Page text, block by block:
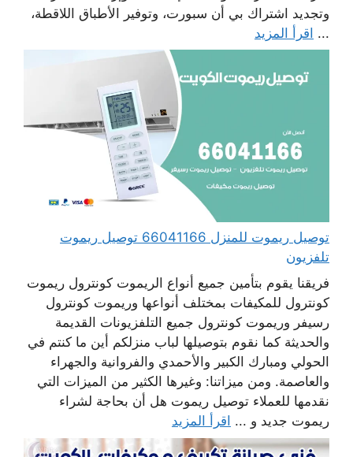
وتجديد اشتراك بي أن سبورت، وتوفير الأطباق اللاقطة،
... اقرأ المزيد
توصيل ريموت للمنزل 66041166 توصيل ريموت
تلفزيون
فريقنا يقوم بتأمين جميع أنواع الريموت كونترول ريموت
كونترول للمكيفات بمختلف أنواعها وريموت كونترول
رسيفر وريموت كونترول جميع التلفزيونات القديمة
والحديثة كما نقوم بتوصيلها لباب منزلكم أين ما كنتم في
الحولي ومبارك الكبير والأحمدي والفروانية والجهراء
والعاصمة. ومن ميزاتنا: وغيرها الكثير من الميزات التي
نقدمها للعملاء توصيل ريموت هل أن بحاجة لشراء
ريموت جديد و ... اقرأ المزيد